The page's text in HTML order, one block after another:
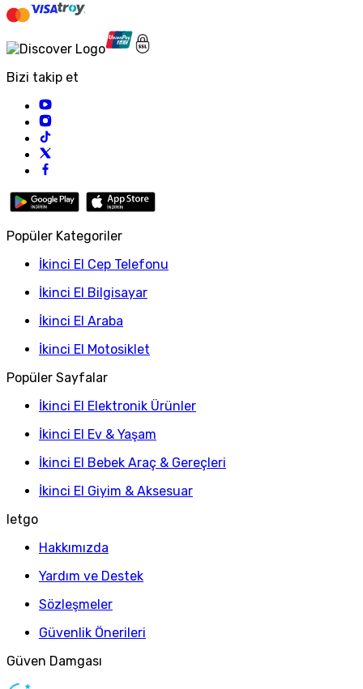
Bizi takip et
Popüler Kategoriler
İkinci El Cep Telefonu
İkinci El Bilgisayar
İkinci El Araba
İkinci El Motosiklet
Popüler Sayfalar
İkinci El Elektronik Ürünler
İkinci El Ev & Yaşam
İkinci El Bebek Araç & Gereçleri
İkinci El Giyim & Aksesuar
letgo
Hakkımızda
Yardım ve Destek
Sözleşmeler
Güvenlik Önerileri
Güven Damgası